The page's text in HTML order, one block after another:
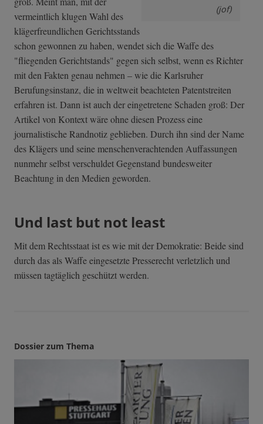
(jof)
vermeintlich klugen Wahl des
klägerfreundlichen Gerichtsstands
schon gewonnen zu haben, wendet sich die Waffe des
"fliegenden Gerichtstands" gegen sich selbst, wenn es Richter
mit den Fakten genau nehmen – wie die Karlsruher
Berufungsinstanz, die in weltweit beachteten Patentstreiten
erfahren ist. Dann ist auch der eingetretene Schaden groß: Der
Artikel von Kontext wäre ohne diesen Prozess eine
journalistische Randnotiz geblieben. Durch ihn sind der Name
des Klägers und seine menschenverachtenden Auffassungen
nunmehr selbst verschuldet Gegenstand bundesweiter
Beachtung in den Medien geworden.
Und last but not least
Mit dem Rechtsstaat ist es wie mit der Demokratie: Beide sind
durch das als Waffe eingesetzte Presserecht verletzlich und
müssen tagtäglich geschützt werden.
Dossier zum Thema